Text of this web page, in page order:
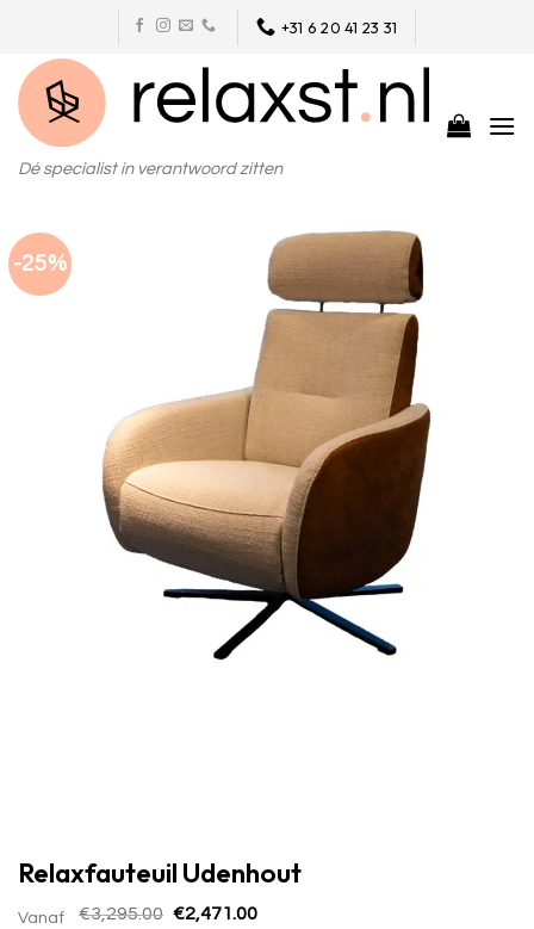
content
+31 6 20 41 23 31
Dé specialist in verantwoord zitten
-25%
Relaxfauteuil Udenhout
Vanaf €3,295.00 Oorspronkelijke
€2,471.00Huidige